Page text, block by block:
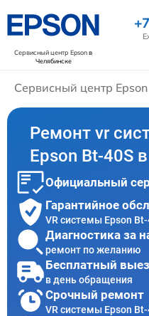
Сервисный центр Epsonв
Челябинске
Сервисный центр Epson
Ремонт vr
Epson Bt-40S
Официальный
Гарантийное
VR системы Epson
Диагностика за
ремонт по желанию
Бесплатный
в день обращения
Срочный ремонт
VR системы Epson